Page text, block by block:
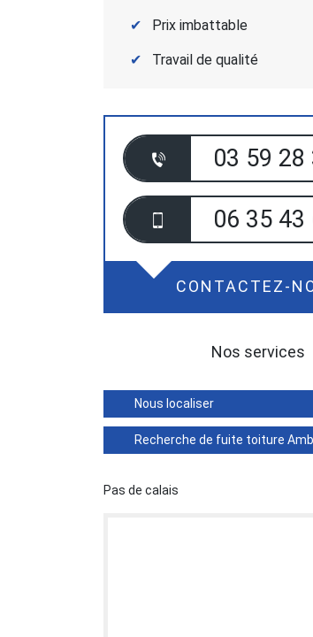
Prix imbattable
Travail de qualité
03 59 28
06 35 43
CONTACTEZ-
Nos services
Nous localiser
Recherche de fuite toiture
Pas de calais